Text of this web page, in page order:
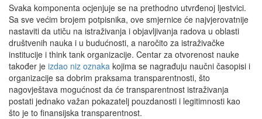
Svaka komponenta ocjenjuje se na prethodno utvrđenoj ljestvici.
Sa sve većim brojem potpisnika, ove smjernice će najvjerovatnije
nastaviti da utiču na istraživanja i objavljivanja radova u oblasti
društvenih nauka i u budućnosti, a naročito za istraživačke
institucije i think tank organizacije. Centar za otvorenost nauke
također je izdao niz oznaka kojima se nagrađuju naučni časopisi i
organizacije sa dobrim praksama transparentnosti, što
nagovještava mogućnost da će transparentnost istraživanja
postati jednako važan pokazatelj pouzdanosti i legitimnosti kao
što je to finansijska transparentnost.